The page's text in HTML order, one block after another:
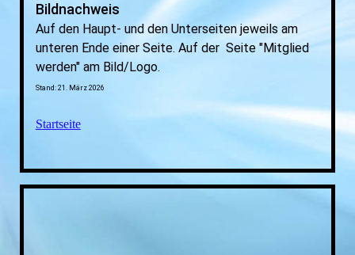
Bildnachweis
Auf den Haupt- und den Unterseiten jeweils am
unteren Ende einer Seite. Auf der Seite "Mitglied
werden" am Bild/Logo.
Stand: 21. März 2026
Startseite